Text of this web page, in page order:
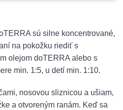
sú silne koncentrované,
na pokožku riediť s
olejom doTERRA alebo s
min. 1:5, u detí min. 1:10.
nosovou sliznicou a ušiam,
a otvoreným ranám. Keď sa